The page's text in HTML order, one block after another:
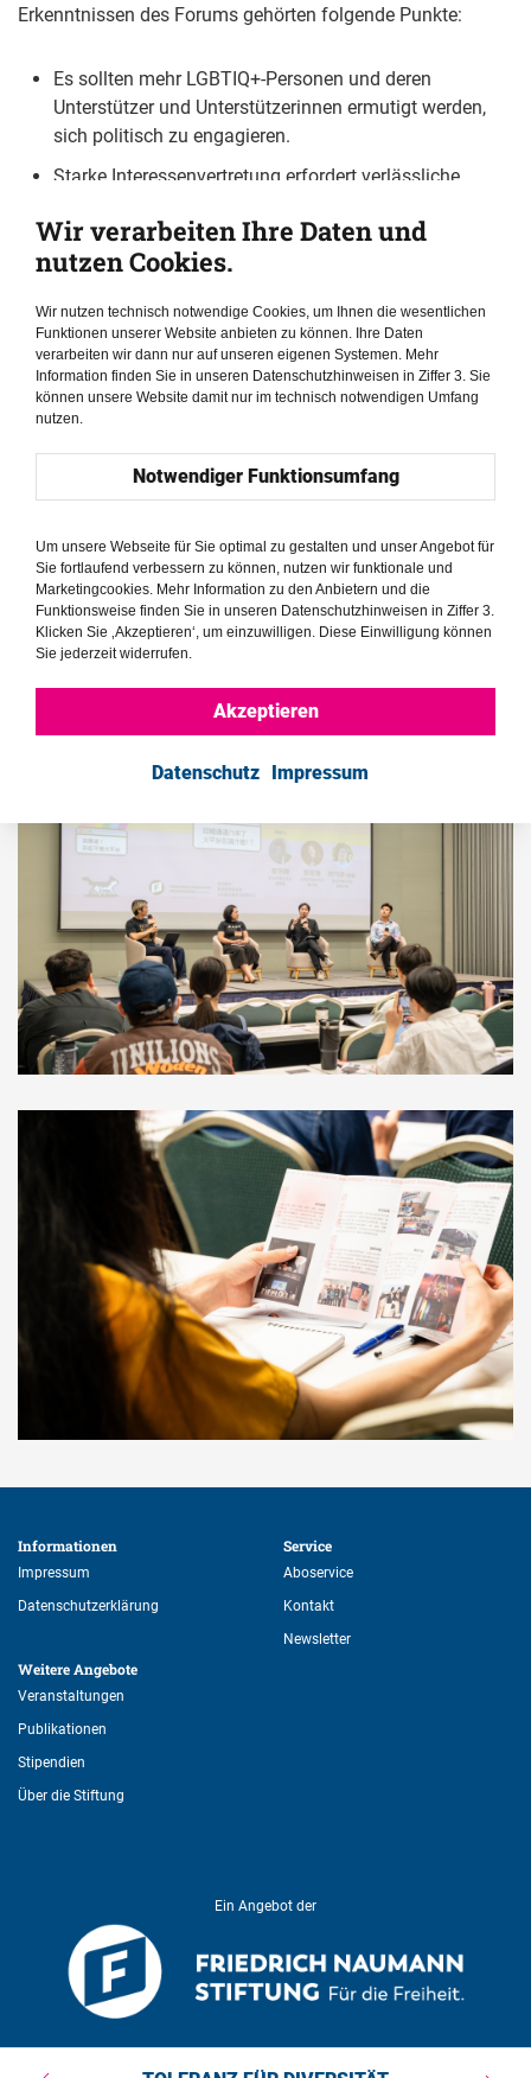
Erkenntnissen des Forums gehörten folgende Punkte:
Es sollten mehr LGBTIQ+-Personen und deren
Unterstützer und Unterstützerinnen ermutigt werden,
sich politisch zu engagieren.
Starke Interessenvertretung erfordert verlässliche
Fürsprecher und Fürsprecherinnen mehr Fortbildung
und Wissen im Umgang mit Daten.
Wirtschaft und Menschenrechte stehen nicht
zwangsläufig im Widerspruch zueinander. Die
Erfahrung zeigt, dass es durchaus gemeinsame
Ansatzpunkte gibt, und entscheidend ist, die richtigen
Anreize zu finden.
Neben den Podiumsdiskussionen umfasste das Forum
auch einen Workshop, in dem die Teilnehmenden einen
dabei kreative Lösungsansätze, um bestehende
Diskriminierung gegenüber LGBTIQ+-Gruppen zu
bekämpfen.
Informationen
Impressum
Datenschutzerklärung
Weitere Angebote
Veranstaltungen
Publikationen
Stipendien
Über die Stiftung
Service
Aboservice
Kontakt
Newsletter
Ein Angebot der
Wir verarbeiten Ihre Daten und
nutzen Cookies.
Wir nutzen technisch notwendige Cookies, um Ihnen die wesentlichen
Funktionen unserer Website anbieten zu können. Ihre Daten
verarbeiten wir dann nur auf unseren eigenen Systemen. Mehr
Information finden Sie in unseren Datenschutzhinweisen in Ziffer 3. Sie
können unsere Website damit nur im technisch notwendigen Umfang
nutzen.
Notwendiger Funktionsumfang
Um unsere Webseite für Sie optimal zu gestalten und unser Angebot für
Sie fortlaufend verbessern zu können, nutzen wir funktionale und
Marketingcookies. Mehr Information zu den Anbietern und die
Funktionsweise finden Sie in unseren Datenschutzhinweisen in Ziffer 3.
Klicken Sie ‚Akzeptieren‘, um einzuwilligen. Diese Einwilligung können
Sie jederzeit widerrufen.
Akzeptieren
Datenschutz Impressum